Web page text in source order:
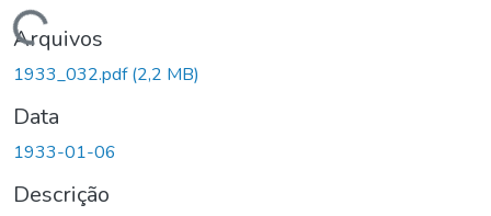
Carregando...
Arquivos
1933_032.pdf(2,2 MB)
Data
1933-01-06
Descrição